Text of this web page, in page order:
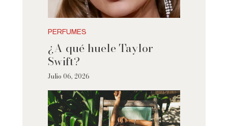
PERFUMES
¿A qué huele Taylor
Swift?
Julio 06, 2026